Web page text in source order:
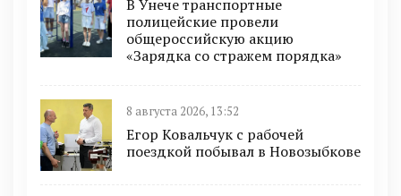
В Унече транспортные
полицейские провели
общероссийскую акцию
«Зарядка со стражем порядка»
8 августа 2026, 13:52
Егор Ковальчук с рабочей
поездкой побывал в Новозыбкове